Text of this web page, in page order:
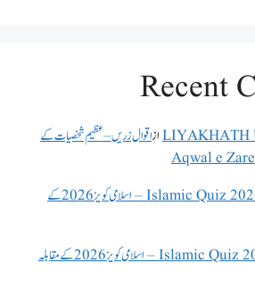
Recent
LIYAKHATHازاقوال زریں – عظیم شخصیات کے
Islamic Quiz 2026 In Urdu – اسلامی کویز 2026 کے
Islamic Quiz 2026 In Urdu – اسلامی کویز 2026 کے مقابلہ